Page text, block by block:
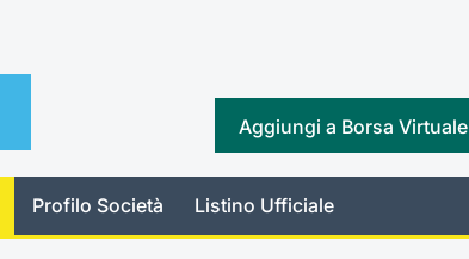
Aggiungi a Borsa Virtuale
Profilo Società Listino Ufficiale